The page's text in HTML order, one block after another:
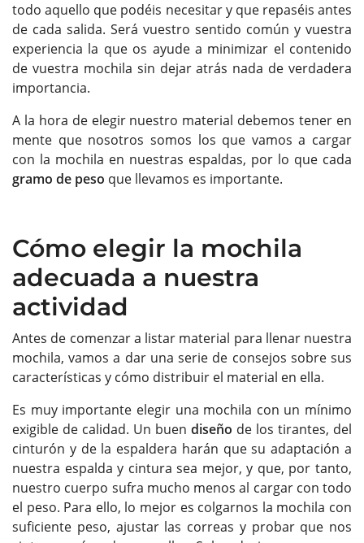
todo aquello que podéis necesitar y que repaséis antes
de cada salida. Será vuestro sentido común y vuestra
experiencia la que os ayude a minimizar el contenido
de vuestra mochila sin dejar atrás nada de verdadera
importancia.
A la hora de elegir nuestro material debemos tener en
mente que nosotros somos los que vamos a cargar
con la mochila en nuestras espaldas, por lo que cada
gramo de peso que llevamos es importante.
Cómo elegir la mochila
adecuada a nuestra
actividad
Antes de comenzar a listar material para llenar nuestra
mochila, vamos a dar una serie de consejos sobre sus
características y cómo distribuir el material en ella.
Es muy importante elegir una mochila con un mínimo
exigible de calidad. Un buen diseño de los tirantes, del
cinturón y de la espaldera harán que su adaptación a
nuestra espalda y cintura sea mejor, y que, por tanto,
nuestro cuerpo sufra mucho menos al cargar con todo
el peso. Para ello, lo mejor es colgarnos la mochila con
suficiente peso, ajustar las correas y probar que nos